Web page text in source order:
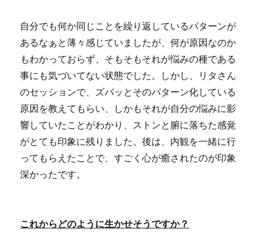
自分でも何か同じことを繰り返しているパターンが
あるなぁと薄々感じていましたが、何が原因なのか
もわかっておらず、そもそもそれが悩みの種である
事にも気づいてない状態でした。しかし、リタさん
のセッションで、ズバッとそのパターン化している
原因を教えてもらい、しかもそれが自分の悩みに影
響していたことがわかり、ストンと腑に落ちた感覚
がとても印象に残りました。後は、内観を一緒に行
ってもらえたことで、すごく心が癒されたのが印象
深かったです。
これからどのように生かせそうですか？